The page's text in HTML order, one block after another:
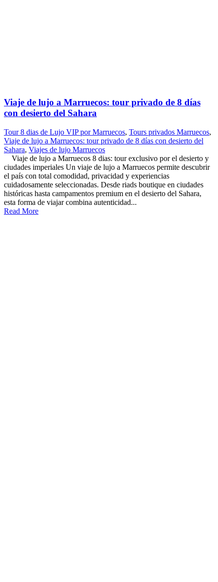
Viaje de lujo a Marruecos: tour privado de 8 días
con desierto del Sahara
Tour 8 dias de Lujo VIP por Marruecos, Tours privados Marruecos,
Viaje de lujo a Marruecos: tour privado de 8 días con desierto del
Sahara, Viajes de lujo Marruecos
Viaje de lujo a Marruecos 8 dias: tour exclusivo por el desierto y
ciudades imperiales Un viaje de lujo a Marruecos permite descubrir
el país con total comodidad, privacidad y experiencias
cuidadosamente seleccionadas. Desde riads boutique en ciudades
históricas hasta campamentos premium en el desierto del Sahara,
esta forma de viajar combina autenticidad...
Read More